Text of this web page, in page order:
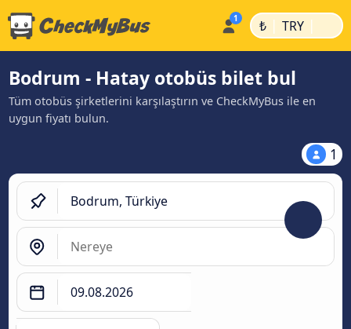
₺ | TRY |
Bodrum - Hatay otobüs bilet bul
Tüm otobüs şirketlerini karşılaştırın ve CheckMyBus ile en
uygun fiyatı bulun.
1